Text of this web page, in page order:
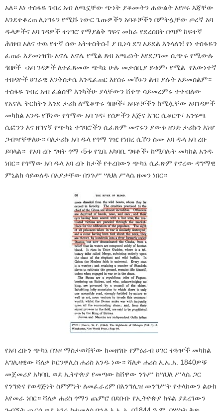
አለ። እነ ተስፋዬ ገብረ አብ ለጫኗቸው ጭነት ያቆሙትን ሐውልት እየዞሩ እጃቸው
እንደተቆረጠ ሊነግሩን የሚሹ ነውር ጌጡዎችን አባቶቻችን በምትሏቸው ጦረኛ አባ
ዱላዎችና አባ ገዳዎች ተነግሮ የማያልቅ ግፍና መከራ የደረሰበት በጣም ከፍተኛ
ሕዝብ አለና ተዉ የተኛ ሰው አትቀስቅሱ፤ ያ ቢነሳ ደግ አይደል እንላለን! የነ ተስፋዬን
ፈጠራ እያመነዠኩ አኖሌ አኖሌ የሚል ጸብ አጫሪነት እየደጋገሙ ሲጭሩ የሚውሉ
ጎበዞች ‹አባ ገዳዎች ለተፈጸመው ጭካኔ ሁሉ መታሰቢያ ይቁም› የሚል የእውነተኛ
ተበዳዮች ሀገራዊ እንቅስቃሴ እንዲፈጠር እየሰሩ መኾኑን ልብ ያሉት አይመስልም።
ተስፋዬ ገብረ አብ ፈልስሞ እንካችሁ ያላቸውን ሸቀጥ ሳይመረምሩ ተቀብለው
የአኖሌ ትርክትን እንደ ታሪክ ለሚቆጥሩ ጎበዞች፣ አባቶቻችን ከሚሏቸው አባገዳዎች
መካከል አንዱ የኾነው የጎማው አባ ገዳ፣ የሰዎችን እጅና እግር ሲቆርጥ፣ አንፍጫ
ሲፎንን እና ዘግናኝ የጭካኔ ተግባሮችን ሲፈጽም መኖሩን ያውቁ ዘንድ ታሪኩን እነሆ
ጋብዣቸዋለሁ። ባለታሪኩ አባ ዱላ የጎማ ገዢ የነበረ ሲኾን ስሙ አባ ዱላ አባ ረቡ
ይባላል። የአባ ረቡ ግዛት ጎማ ‹5ቱ የጊቤ አካባቢ ግዛቶች› ከሚባሉት መካከል አንዱ
ነበር። የጎማው አባ ዱላ አባ ረቡ ከታች የቀረበውን ጭካኔ ሲፈጽም የኖረው ዳግማዊ
ምኒልክ ሳይወለዱ በአያታቸው በንጉሥ ሣህለ ሥላሴ ዘመን ነበር።
የአባ ረቡን ጭካኔ በጉዞ ማስታወሻቸው ከመዘገቡ የምዕራብ ሀገር ተጓዦች መካከል
እግሊዛዊው ሻለቃ ኮርንዋሊስ ሐሪስ አንዱ ነው። ሻለቃ ሐሪስ እ.ኤ.አ. 1840ዎቹ
መጀመሪያ አካባቢ ወደ ኢትዮጵያ የመጣው ከሸዋው ንጉሥ ከሣህለ ሥላሴ ጋር
የንግድና የወዳጅነት ስምምነት ለመፈራረም በእንግሊዝ መንግሥት የተላከውን ልዑክ
እየመራ ነበር። ሻለቃ ሐሪስ ጎማን ጨምሮ በደቡቡ የኢትዮጵያ ክፍል ያደረገውን